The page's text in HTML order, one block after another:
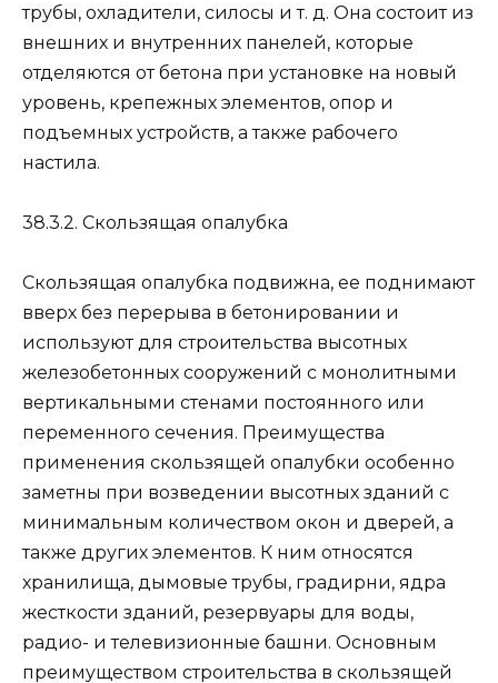
трубы, охладители, силосы и т. д. Она состоит из
внешних и внутренних панелей, которые
отделяются от бетона при установке на новый
уровень, крепежных элементов, опор и
подъемных устройств, а также рабочего
настила.
38.3.2. Скользящая опалубка
Скользящая опалубка подвижна, ее поднимают
вверх без перерыва в бетонировании и
используют для строительства высотных
железобетонных сооружений с монолитными
вертикальными стенами постоянного или
переменного сечения. Преимущества
применения скользящей опалубки особенно
заметны при возведении высотных зданий с
минимальным количеством окон и дверей, а
также других элементов. К ним относятся
хранилища, дымовые трубы, градирни, ядра
жесткости зданий, резервуары для воды,
радио- и телевизионные башни. Основным
преимуществом строительства в скользящей